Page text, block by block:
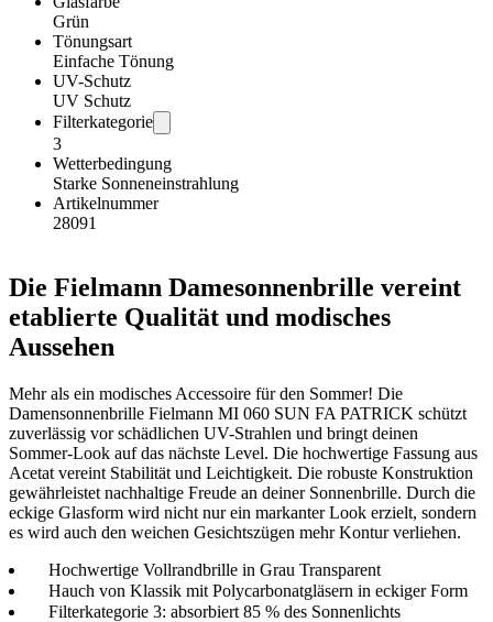
Grün
Tönungsart
Einfache Tönung
UV-Schutz
UV Schutz
Filterkategorie
3
Wetterbedingung
Starke Sonneneinstrahlung
Artikelnummer
28091
Die Fielmann Damesonnenbrille vereint
etablierte Qualität und modisches
Aussehen
Mehr als ein modisches Accessoire für den Sommer! Die
Damensonnenbrille Fielmann MI 060 SUN FA PATRICK schützt
zuverlässig vor schädlichen UV-Strahlen und bringt deinen
Sommer-Look auf das nächste Level. Die hochwertige Fassung aus
Acetat vereint Stabilität und Leichtigkeit. Die robuste Konstruktion
gewährleistet nachhaltige Freude an deiner Sonnenbrille. Durch die
eckige Glasform wird nicht nur ein markanter Look erzielt, sondern
es wird auch den weichen Gesichtszügen mehr Kontur verliehen.
Hochwertige Vollrandbrille in Grau Transparent
Hauch von Klassik mit Polycarbonatgläsern in eckiger Form
Filterkategorie 3: absorbiert 85 % des Sonnenlichts